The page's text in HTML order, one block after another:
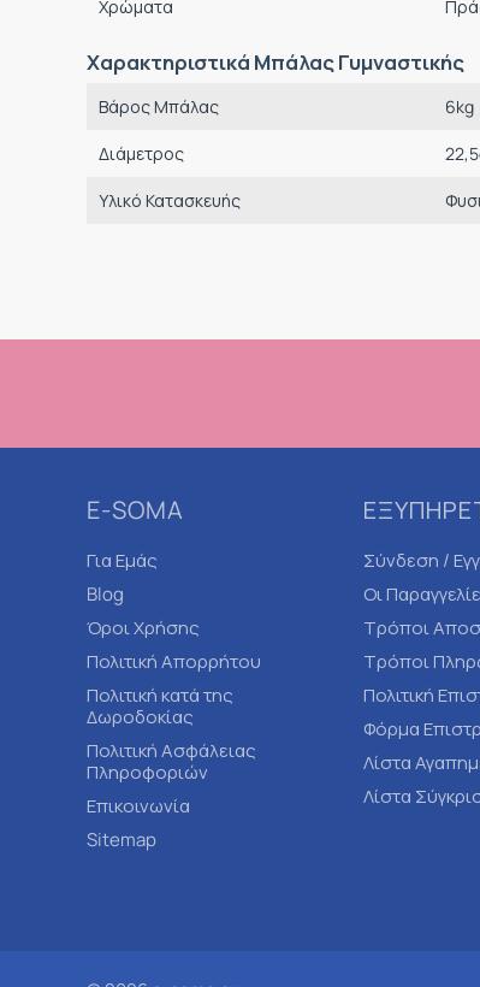
Χρώματα
Χαρακτηριστικά Μπάλας Γυμναστικής
Βάρος Μπάλας 6kg
Διάμετρος 22,5
Υλικό Κατασκευής
E-SOMA
Για Εμάς
Blog
Όροι Χρήσης
Πολιτική Απορρήτου
Πολιτική κατά της
Δωροδοκίας
Πολιτική Ασφάλειας
Πληροφοριών
Επικοινωνία
Sitemap
Σύνδεση /
Οι
Τρόποι
Τρόποι
Πολιτική
Φόρμα
Λίστα
Λίστα